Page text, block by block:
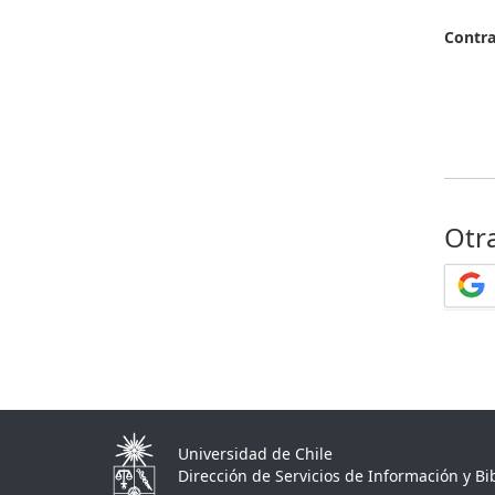
Universidad de Chile
Dirección de Servicios de Información y